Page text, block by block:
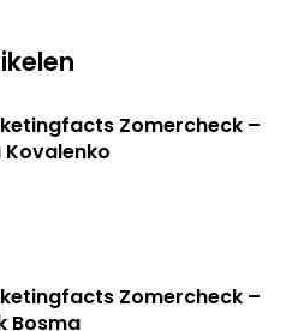
Zomercheck –
Kovalenko
Zomercheck –
Bosma